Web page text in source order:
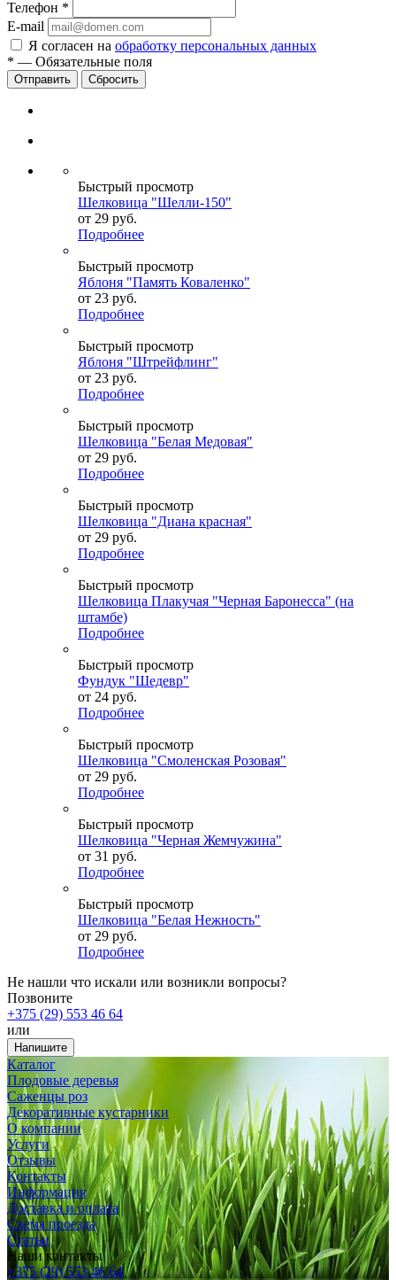
Телефон *
E-mail
Я согласен на обработку персональных данных
* — Обязательные поля
Сбросить
Быстрый просмотр
Шелковица "Шелли-150"
от 29 руб.
Подробнее
Быстрый просмотр
Яблоня "Память Коваленко"
от 23 руб.
Подробнее
Быстрый просмотр
Яблоня "Штрейфлинг"
от 23 руб.
Подробнее
Быстрый просмотр
Шелковица "Белая Медовая"
от 29 руб.
Подробнее
Быстрый просмотр
Шелковица "Диана красная"
от 29 руб.
Подробнее
Быстрый просмотр
Шелковица Плакучая "Черная Баронесса" (на
штамбе)
Подробнее
Быстрый просмотр
Фундук "Шедевр"
от 24 руб.
Подробнее
Быстрый просмотр
Шелковица "Смоленская Розовая"
от 29 руб.
Подробнее
Быстрый просмотр
Шелковица "Черная Жемчужина"
от 31 руб.
Подробнее
Быстрый просмотр
Шелковица "Белая Нежность"
от 29 руб.
Подробнее
Не нашли что искали или возникли вопросы?
Позвоните
+375 (29) 553 46 64
или
Напишите
Каталог
Плодовые деревья
Саженцы роз
Декоративные кустарники
О компании
Услуги
Отзывы
Контакты
Информация
Доставка и оплата
Схема проезда
Статьи
Наши контакты
+375 (29) 553 46 64